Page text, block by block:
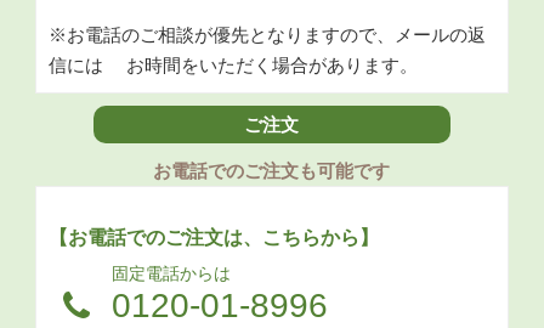
※お電話のご相談が優先となりますので、メールの返
信には お時間をいただく場合があります。
ご注文
お電話でのご注文も可能です
【お電話でのご注文は、こちらから】
固定電話からは
0120-01-8996